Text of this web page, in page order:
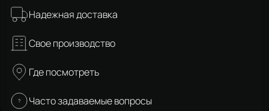
Надежная доставка
Свое производство
Где посмотреть
Часто задаваемые вопросы